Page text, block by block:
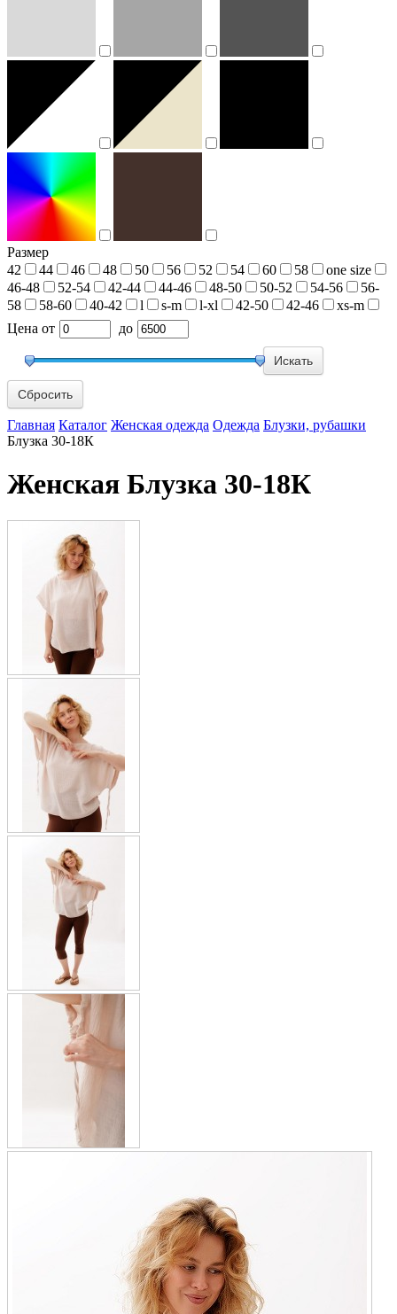
Размер
42
44 46 48 50 56 52 54 60 58
one size
46-48
52-54 42-44 44-46 48-50 50-52 54-56
56-
58
58-60 40-42 l s-m l-xl 42-50 42-46
xs-m
Цена от до
Сбросить
Главная Каталог Женская одежда Одежда Блузки, рубашки
Блузка 30-18К
Женская Блузка 30-18К